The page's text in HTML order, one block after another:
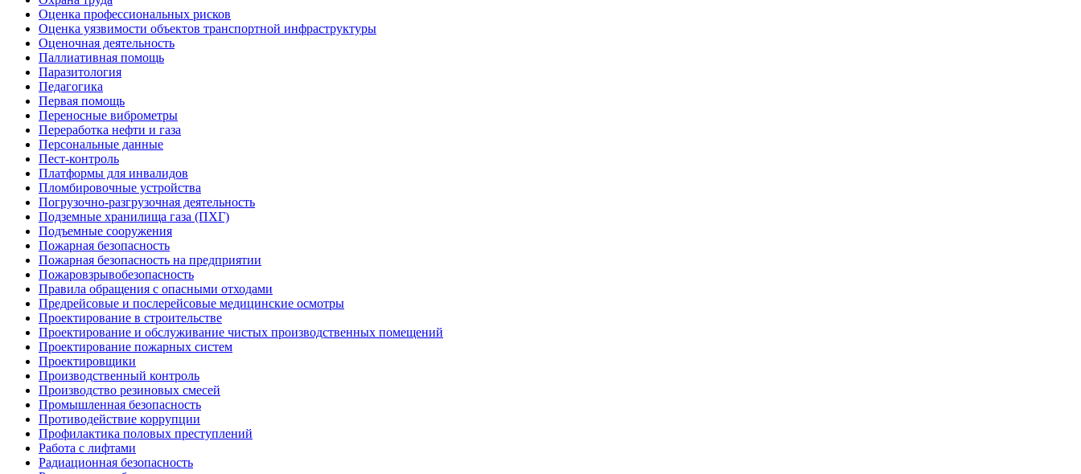
Оценка профессиональных рисков
Оценка уязвимости объектов транспортной инфраструктуры
Оценочная деятельность
Паллиативная помощь
Паразитология
Педагогика
Первая помощь
Переносные виброметры
Переработка нефти и газа
Персональные данные
Пест-контроль
Платформы для инвалидов
Пломбировочные устройства
Погрузочно-разгрузочная деятельность
Подземные хранилища газа (ПХГ)
Подъемные сооружения
Пожарная безопасность
Пожарная безопасность на предприятии
Пожаровзрывобезопасность
Правила обращения с опасными отходами
Предрейсовые и послерейсовые медицинские осмотры
Проектирование в строительстве
Проектирование и обслуживание чистых производственных помещений
Проектирование пожарных систем
Проектировщики
Производственный контроль
Производство резиновых смесей
Промышленная безопасность
Противодействие коррупции
Профилактика половых преступлений
Работа с лифтами
Радиационная безопасность